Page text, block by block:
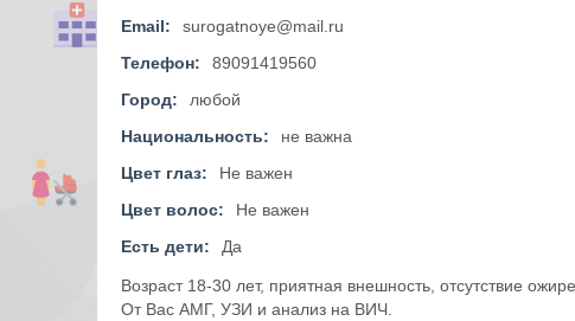
Email:
surogatnoye@mail.ru
Телефон:
89091419560
Город:
любой
Национальность:
не важна
Цвет глаз:
Не важен
Цвет волос:
Не важен
Есть дети:
Да
Возраст 18-30 лет, приятная внешность, отсутствие
От Вас АМГ, УЗИ и анализ на ВИЧ.